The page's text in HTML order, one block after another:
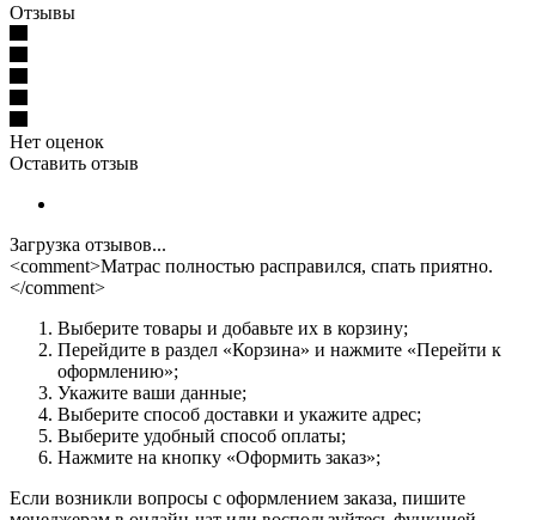
Отзывы
Нет оценок
Оставить отзыв
Загрузка отзывов...
<comment>Матрас полностью расправился, спать приятно.
</comment>
Выберите товары и добавьте их в корзину;
Перейдите в раздел «Корзина» и нажмите «Перейти к
оформлению»;
Укажите ваши данные;
Выберите способ доставки и укажите адрес;
Выберите удобный способ оплаты;
Нажмите на кнопку «Оформить заказ»;
Если возникли вопросы с оформлением заказа, пишите